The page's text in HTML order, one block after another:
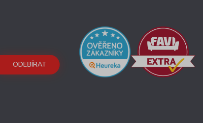
ODEBÍRAT